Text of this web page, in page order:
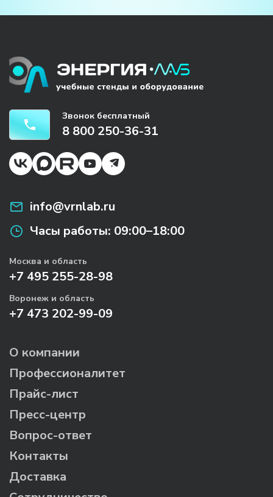
Звонок бесплатный
8 800 250-36-31
info@vrnlab.ru
Часы работы: 09:00–18:00
Москва и область
+7 495 255-28-98
Воронеж и область
+7 473 202-99-09
О компании
Профессионалитет
Прайс-лист
Пресс-центр
Вопрос-ответ
Контакты
Доставка